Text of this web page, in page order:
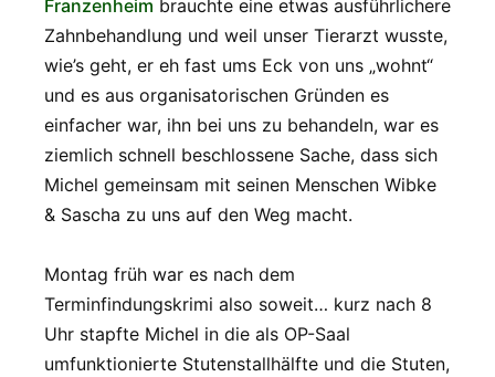
Franzenheim brauchte eine etwas ausführlichere
Zahnbehandlung und weil unser Tierarzt wusste,
wie’s geht, er eh fast ums Eck von uns „wohnt“
und es aus organisatorischen Gründen es
einfacher war, ihn bei uns zu behandeln, war es
ziemlich schnell beschlossene Sache, dass sich
Michel gemeinsam mit seinen Menschen Wibke
& Sascha zu uns auf den Weg macht.
Montag früh war es nach dem
Terminfindungskrimi also soweit… kurz nach 8
Uhr stapfte Michel in die als OP-Saal
umfunktionierte Stutenstallhälfte und die Stuten,